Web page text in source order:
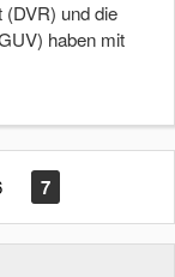
und die
haben mit
7